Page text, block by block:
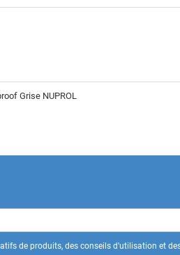
Grise NUPROL
de produits, des conseils d'utilisation et